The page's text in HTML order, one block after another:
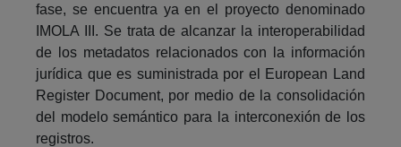
fase, se encuentra ya en el proyecto denominado
IMOLA III. Se trata de alcanzar la interoperabilidad
de los metadatos relacionados con la información
jurídica que es suministrada por el European Land
Register Document, por medio de la consolidación
del modelo semántico para la interconexión de los
registros.